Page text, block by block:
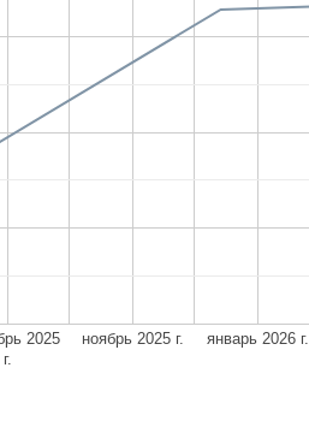
2025
г.
ноябрь 2025 г. январь 2026 г.